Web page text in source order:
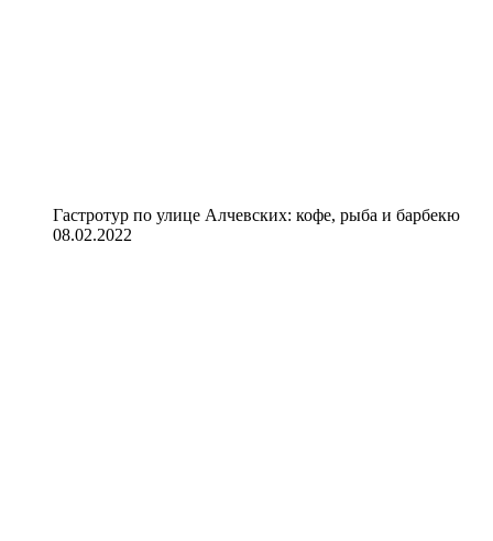
Гастротур по улице Алчевских: кофе, рыба и барбекю
08.02.2022